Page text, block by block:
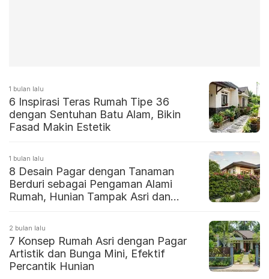
1 bulan lalu
6 Inspirasi Teras Rumah Tipe 36
dengan Sentuhan Batu Alam, Bikin
Fasad Makin Estetik
1 bulan lalu
8 Desain Pagar dengan Tanaman
Berduri sebagai Pengaman Alami
Rumah, Hunian Tampak Asri dan
2 bulan lalu
7 Konsep Rumah Asri dengan Pagar
Artistik dan Bunga Mini, Efektif
Percantik Hunian